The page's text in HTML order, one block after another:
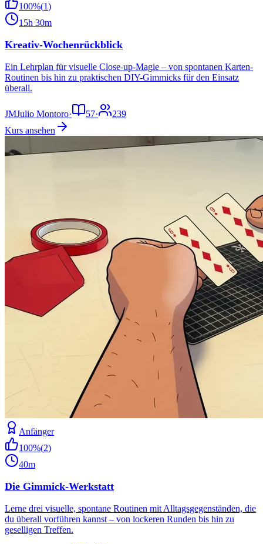
100%(1)
15h 30m
Kreativ-Wochenrückblick
Ein Lehrplan für visuelle Close-up-Magie – von spontanen Karten-
Routinen bis hin zu praktischen DIY-Gimmicks für den Einsatz
überall.
JMJulio Montoro· 57·
239
Kurs ansehen
Anfänger
100%(2)
40m
Die Gimmick-Werkstatt
Lerne drei visuelle, spontane Routinen mit Alltagsgegenständen, die
du überall vorführen kannst – von lockeren Runden bis hin zu
geselligen Treffen.